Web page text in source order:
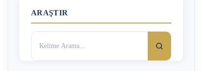
ARAŞTIR
Arama: